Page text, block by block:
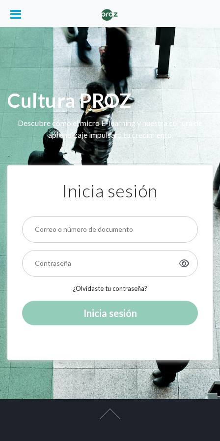
Cultura PROZ
Descubre cómo el micro E-learning y nuestra cultura de
aprendizaje impulsará tu crecimiento
Inicia sesión
¿Olvidaste tu contraseña?